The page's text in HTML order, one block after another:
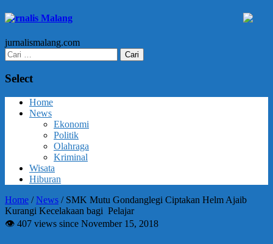
Jurnalis Malang
jurnalismalang.com
Cari
untuk:
Select
Home
News
Ekonomi
Politik
Olahraga
Kriminal
Wisata
Hiburan
Home /News / SMK Mutu Gondanglegi Ciptakan Helm Ajaib
Kurangi Kecelakaan bagi Pelajar
👁 407 views since November 15, 2018